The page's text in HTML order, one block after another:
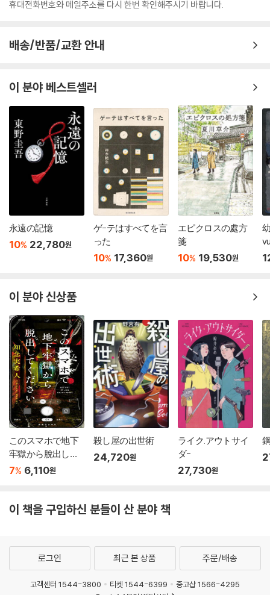
휴대전화번호와 메일주소를 다시 한번 확인해주시기 바랍니다.
배송/반품/교환 안내
이 분야 베스트셀러
永遠の記憶
10% 22,780원
ゲ-テはすべてを言
った
10% 17,360원
エピクロスの處方
箋
10% 19,530원
이 분야 신상품
このスマホで地下
牢獄から脫出して
ください
7% 6,110원
殺し屋の出世術
24,720원
ライク.アウトサイ
ダ-
27,730원
이 책을 구입하신 분들이 산 분야 책
로그인 최근 본 상품 주문/배송
고객센터 1544-3800 티켓 1544-6399
중고샵 1566-4295